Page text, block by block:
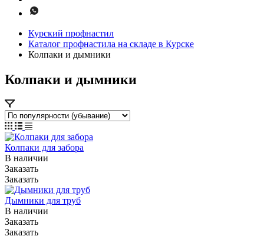
Курский профнастил
Каталог профнастила на складе в Курске
Колпаки и дымники
Колпаки и дымники
Колпаки для забора
В наличии
Заказать
Заказать
Дымники для труб
В наличии
Заказать
Заказать